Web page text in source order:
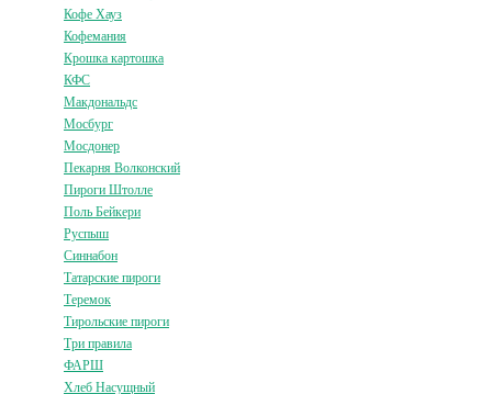
Кофе Хауз
Кофемания
Крошка картошка
КФС
Макдональдс
Мосбург
Мосдонер
Пекарня Волконский
Пироги Штолле
Поль Бейкери
Руспыш
Синнабон
Татарские пироги
Теремок
Тирольские пироги
Три правила
ФАРШ
Хлеб Насущный